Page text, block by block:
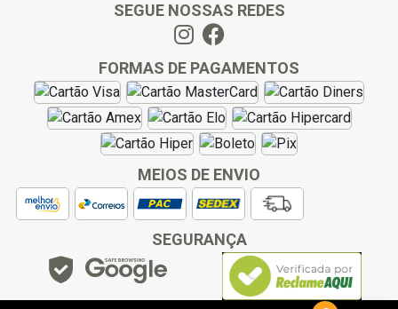
SEGUE NOSSAS REDES
FORMAS DE PAGAMENTOS
MEIOS DE ENVIO
SEGURANÇA